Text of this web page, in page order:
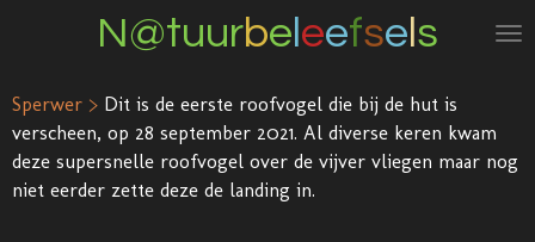
de
hoofdinhoud
N@tuurbe eefse s
Sperwer > Dit is de eerste roofvogel die bij de hut is
verscheen, op 28 september 2021. Al diverse keren kwam
deze supersnelle roofvogel over de vijver vliegen maar nog
niet eerder zette deze de landing in.